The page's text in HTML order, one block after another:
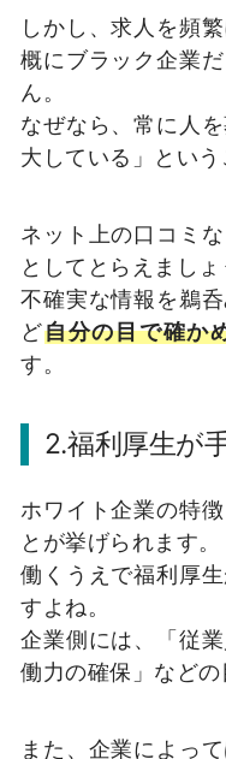
しかし、求人を頻
概にブラック企業
ん。
なぜなら、常に人
大している」という
ネット上の口コミ
としてとらえましょ
不確実な情報を鵜
ど自分の目で確か
す。
2.福利厚生が
ホワイト企業の特徴
とが挙げられます。
働くうえで福利厚
すよね。
企業側には、「従
働力の確保」などの
また、企業によっ